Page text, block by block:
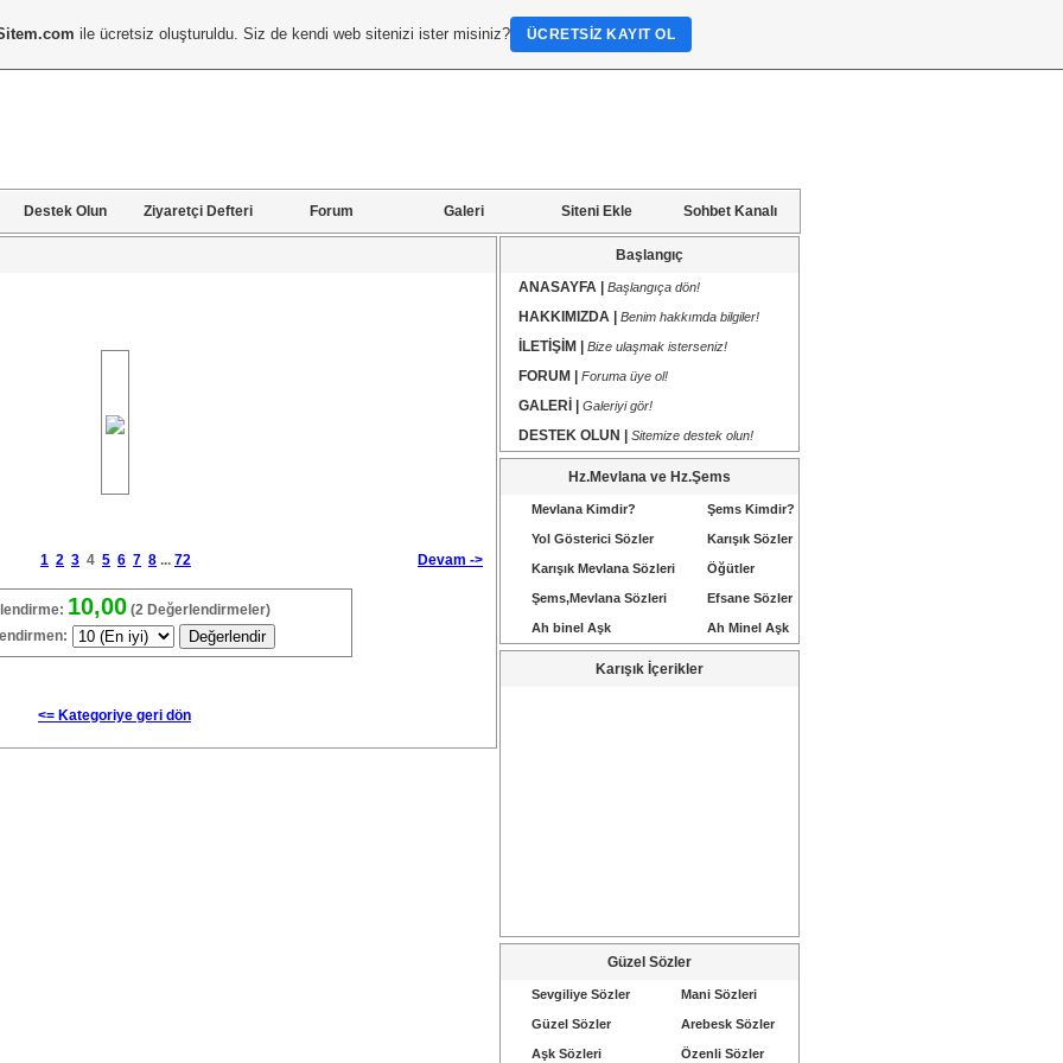
Destek Olun Ziyaretçi Defteri Forum Galeri Siteni Ekle Sohbet Kanalı
1 2 3 4 5 6 7 8 ... 72 Devam ->
10,00 (2 Değerlendirmeler)
<= Kategoriye geri dön
Başlangıç
ANASAYFA | Başlangıça dön!
HAKKIMIZDA | Benim hakkımda bilgiler!
İLETİŞİM | Bize ulaşmak isterseniz!
FORUM | Foruma üye ol!
GALERİ | Galeriyi gör!
DESTEK OLUN | Sitemize destek olun!
Hz.Mevlana ve Hz.Şems
Mevlana Kimdir?
Yol Gösterici Sözler
Karışık Mevlana Sözleri
Şems,Mevlana Sözleri
Ah binel Aşk
Şems Kimdir?
Karışık Sözler
Öğütler
Efsane Sözler
Ah Minel Aşk
Karışık İçerikler
Güzel Sözler
Sevgiliye Sözler
Güzel Sözler
Aşk Sözleri
Mani Sözleri
Arebesk Sözler
Özenli Sözler
ile ücretsiz oluşturuldu. Siz de kendi web sitenizi ister misiniz? ÜCRETSIZ KAYIT OL